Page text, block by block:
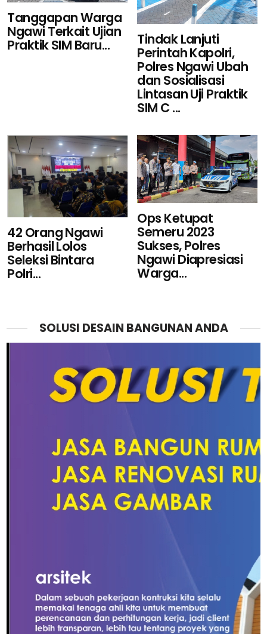
Tanggapan Warga
Ngawi Terkait Ujian
Praktik SIM Baru... Tindak Lanjuti
Perintah Kapolri,
Polres Ngawi Ubah
dan Sosialisasi
Lintasan Uji Praktik
SIM C ...
42 Orang Ngawi
Berhasil Lolos
Seleksi Bintara
Polri...
Ops Ketupat
Semeru 2023
Sukses, Polres
Ngawi Diapresiasi
Warga...
SOLUSI DESAIN BANGUNAN ANDA